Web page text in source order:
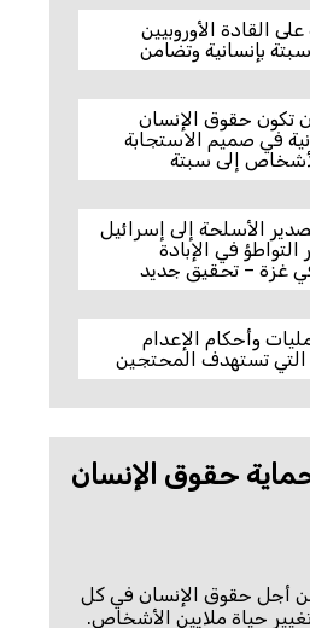
القادة الأوروبيين
بإنسانية وتضامن
تكون حقوق الإنسان
في صميم الاستجابة
إلى سبتة
الأسلحة إلى إسرائيل
في الإبادة
غزة – تحقيق جديد
وأحكام الإعدام
التي تستهدف المحتجين
حقوق الإنسان
من أجل حقوق الإنسان في كل
حياة ملايين الأشخاص.